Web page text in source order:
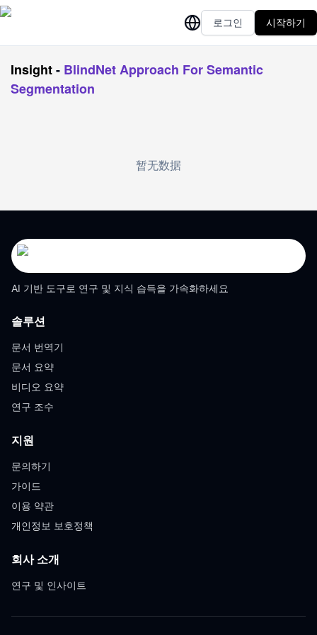
로그인 시작하기
Insight- BlindNet Approach For Semantic
Segmentation
暂无数据
AI 기반 도구로 연구 및 지식 습득을 가속화하세요
솔루션
문서 번역기
문서 요약
비디오 요약
연구 조수
지원
문의하기
가이드
이용 약관
개인정보 보호정책
회사 소개
연구 및 인사이트